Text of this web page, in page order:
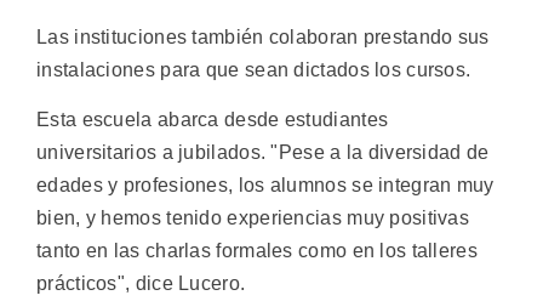
Las instituciones también colaboran prestando sus
instalaciones para que sean dictados los cursos.
Esta escuela abarca desde estudiantes
universitarios a jubilados. "Pese a la diversidad de
edades y profesiones, los alumnos se integran muy
bien, y hemos tenido experiencias muy positivas
tanto en las charlas formales como en los talleres
prácticos", dice Lucero.